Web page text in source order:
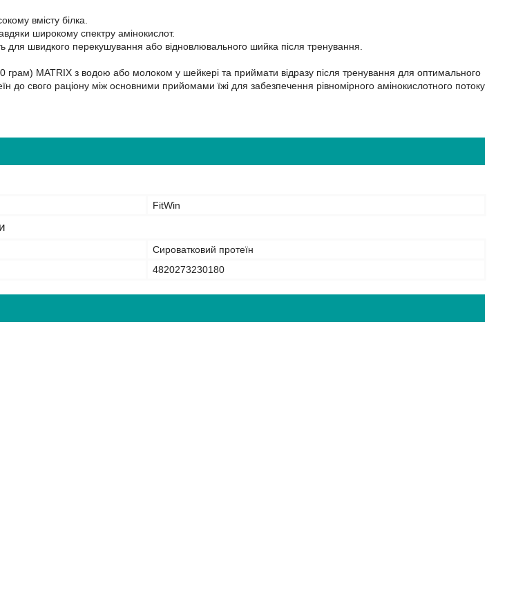
вмісту білка.
широкому спектру амінокислот.
для швидкого перекушування або відновлювального шийка після тренування.
грам) MATRIX з водою або молоком у шейкері та приймати відразу після тренування для оптимального
до свого раціону між основними прийомами їжі для забезпечення рівномірного амінокислотного потоку
FitWin
Сироватковий протеїн
4820273230180